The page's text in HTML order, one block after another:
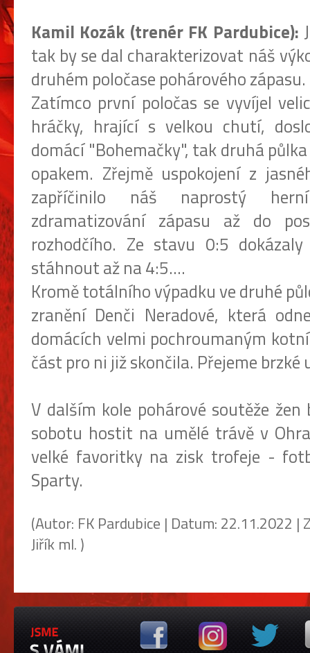
Kamil Kozák (trenér FK Pardubice):
tak by se dal charakterizovat náš
druhém poločase pohárového zápasu.
Zatímco první poločas se vyvíjel
hráčky, hrající s velkou chutí,
domácí "Bohemačky", tak druhá
opakem. Zřejmě uspokojení z
zapříčinilo náš naprostý
zdramatizování zápasu až do
rozhodčího. Ze stavu 0:5
stáhnout až na 4:5....
Kromě totálního výpadku ve druhé
zranění Denči Neradové, která
domácích velmi pochroumaným
část pro ni již skončila. Přejeme brzké
V dalším kole pohárové soutěže
sobotu hostit na umělé trávě v
velké favoritky na zisk trofeje -
Sparty.
(Autor: FK Pardubice | Datum: 22.11.2022 |
Jiřík ml. )